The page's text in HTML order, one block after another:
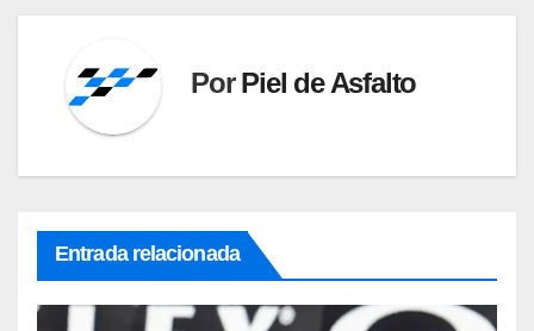
PorPiel de Asfalto
Entrada relacionada